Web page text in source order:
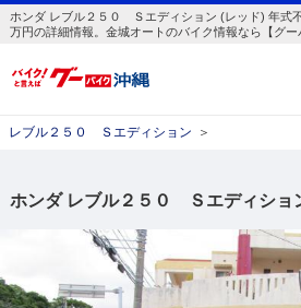
ホンダ レブル２５０ Ｓエディション (レッド) 年式
万円の詳細情報。金城オートのバイク情報なら【グー
レブル２５０ Ｓエディション ＞
ホンダ レブル２５０ Ｓエディショ